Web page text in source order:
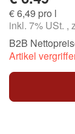
€ 6,49 pro l
inkl. 7% USt. ,
B2B
Artikel